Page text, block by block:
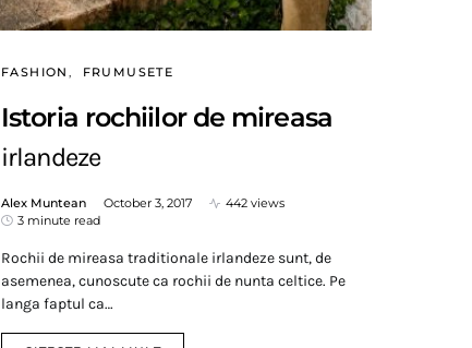
FASHION FRUMUSETE
Istoria rochiilor de mireasa
irlandeze
Alex Muntean October 3, 2017
442 views
3 minute read
Rochii de mireasa traditionale irlandeze sunt, de
asemenea, cunoscute ca rochii de nunta celtice. Pe
langa faptul ca…